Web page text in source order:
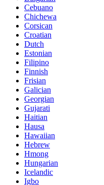
Cebuano
Chichewa
Corsican
Croatian
Dutch
Estonian
Filipino
Finnish
Frisian
Galician
Georgian
Gujarati
Haitian
Hausa
Hawaiian
Hebrew
Hmong
Hungarian
Icelandic
Igbo